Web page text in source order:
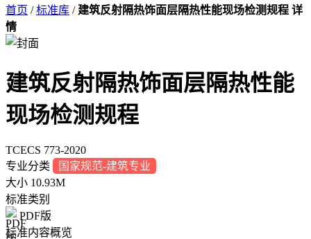
首页 / 标准库 / 建筑反射隔热饰面层隔热性能现场检测规程 详
情
建筑反射隔热饰面层隔热性能
现场检测规程
TCECS 773-2020
专业分类
国家规范-建筑专业
大小 10.93M
标准类别
PDF版
标准内容概览